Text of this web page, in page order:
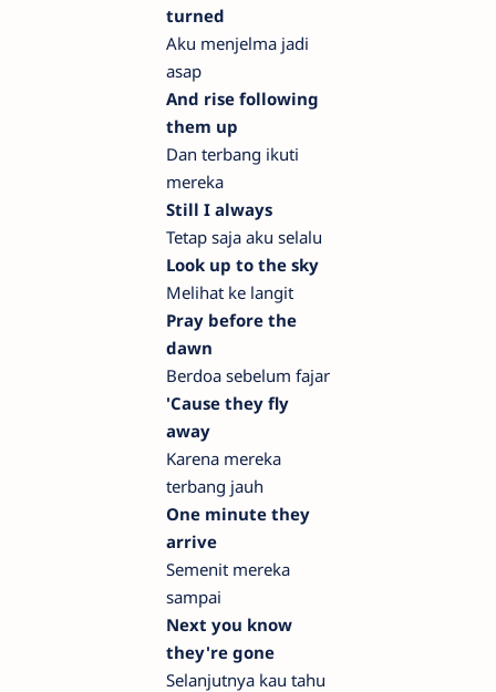
turned
Aku menjelma jadi
asap
And rise following
them up
Dan terbang ikuti
mereka
Still I always
Tetap saja aku selalu
Look up to the sky
Melihat ke langit
Pray before the
dawn
Berdoa sebelum fajar
'Cause they fly
away
Karena mereka
terbang jauh
One minute they
arrive
Semenit mereka
sampai
Next you know
they're gone
Selanjutnya kau tahu